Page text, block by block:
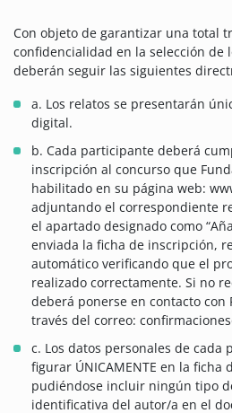
Con objeto de garantizar una total
confidencialidad en la selección de
deberán seguir las siguientes
a. Los relatos se presentarán
digital.
b. Cada participante deberá
inscripción al concurso que
habilitado en su página web:
adjuntando el correspondiente
el apartado designado como
enviada la ficha de inscripción,
automático verificando que el
realizado correctamente. Si no
deberá ponerse en contacto con
través del correo:
c. Los datos personales de cada
figurar ÚNICAMENTE en la ficha
pudiéndose incluir ningún tipo
identificativa del autor/a en el